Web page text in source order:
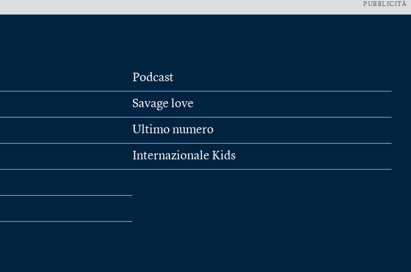
PUBBLICITÀ
Podcast
Savage love
Ultimo numero
Internazionale Kids